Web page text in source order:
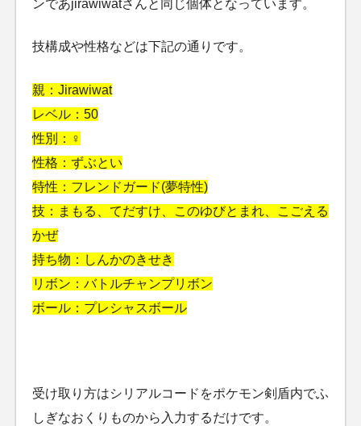
ンであjirawiwatさんと同じ個体となっています。
技構成や性格などは下記の通りです。
親：Jirawiwat
レベル：50
性別：♀
性格：ずぶとい
特性：フレンドガード(夢特性)
技：まもる、てだすけ、このゆびとまれ、こごえる
かぜ
持ち物：しんかのきせき
リボン：バトルチャンプリボン
ボール：プレシャスボール
受け取り方はシリアルコードをポケモン剣盾内でふ
しぎなおくりものから入力するだけです。